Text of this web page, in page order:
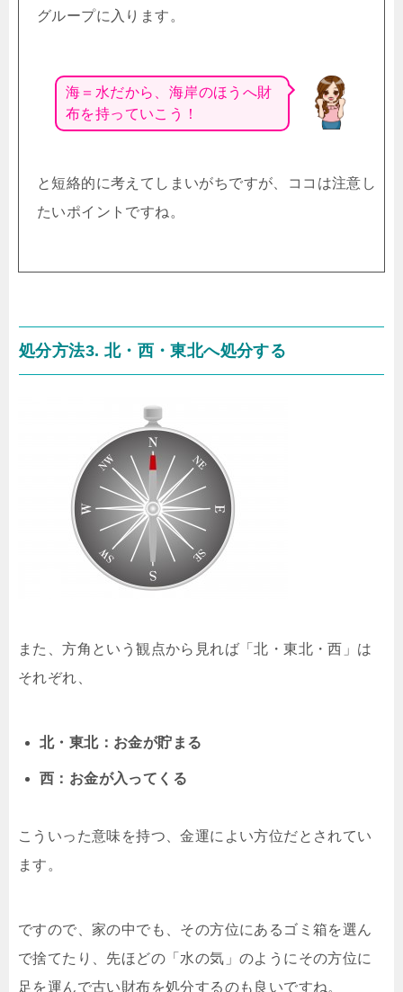
グループに入ります。
海＝水だから、海岸のほうへ財
布を持っていこう！
と短絡的に考えてしまいがちですが、ココは注意し
たいポイントですね。
処分方法3. 北・西・東北へ処分する
また、方角という観点から見れば「北・東北・西」は
それぞれ、
北・東北：お金が貯まる
西：お金が入ってくる
こういった意味を持つ、金運によい方位だとされてい
ます。
ですので、家の中でも、その方位にあるゴミ箱を選ん
で捨てたり、先ほどの「水の気」のようにその方位に
足を運んで古い財布を処分するのも良いですね。